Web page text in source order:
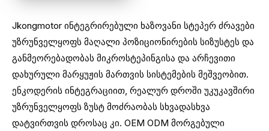
Jkongmotor ინტეგრირებული ხაზოვანი სტეპერ ძრავები
უზრუნველყოფს მაღალი პოზიციონირების სიზუსტეს და
განმეორებადობას მიკროსტეპინგისა და არჩევითი
დახურული მარყუჟის მართვის სისტემების მეშვეობით.
ენკოდერის ინტეგრაციით, რეალურ დროში უკუკავშირი
უზრუნველყოფს ზუსტ მოძრაობას სხვადასხვა
დატვირთვის დროსაც კი. OEM ODM მორგებული